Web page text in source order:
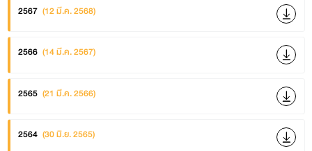
2567 (12 มี.ค. 2568)
2566 (14 มี.ค. 2567)
2565 (21 มี.ค. 2566)
2564 (30 มิ.ย. 2565)